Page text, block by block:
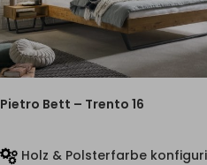
Pietro Bett – Trento 16
Holz & Polsterfarbe